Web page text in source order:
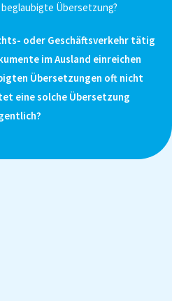
Übersetzung?
oder Geschäftsverkehr tätig
im Ausland einreichen
Übersetzungen oft nicht
eine solche Übersetzung